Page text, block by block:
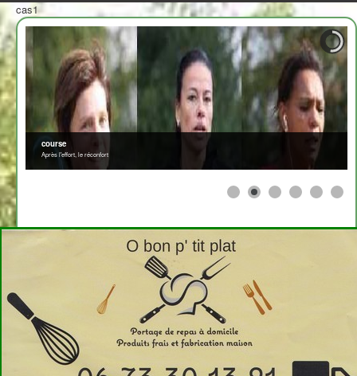
cas1
course
Après l'effort, le réconfort
Clt Temps Nom Prénom clt_cat
>
<